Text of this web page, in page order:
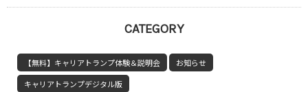
CATEGORY
【無料】キャリアトランプ体験＆説明会 お知らせ
キャリアトランプデジタル版